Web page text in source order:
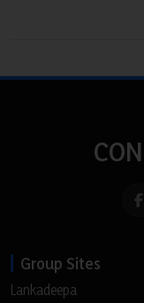
Group Sites
Lankadeepa